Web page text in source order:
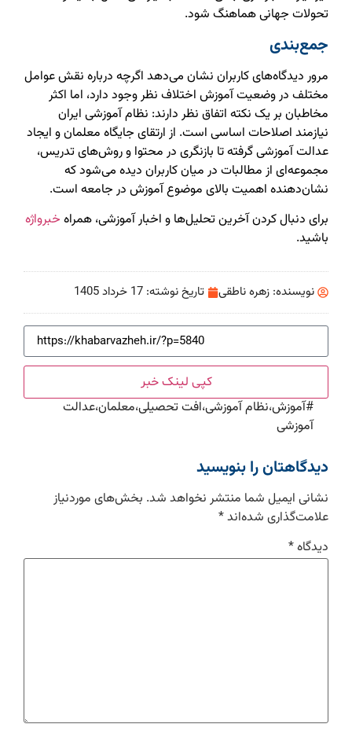
تحولات جهانی هماهنگ شود.
جمع‌بندی
مرور دیدگاه‌های کاربران نشان می‌دهد اگرچه درباره نقش عوامل
مختلف در وضعیت آموزش اختلاف نظر وجود دارد، اما اکثر
مخاطبان بر یک نکته اتفاق نظر دارند: نظام آموزشی ایران
نیازمند اصلاحات اساسی است. از ارتقای جایگاه معلمان و ایجاد
عدالت آموزشی گرفته تا بازنگری در محتوا و روش‌های تدریس،
مجموعه‌ای از مطالبات در میان کاربران دیده می‌شود که
نشان‌دهنده اهمیت بالای موضوع آموزش در جامعه است.
برای دنبال کردن آخرین تحلیل‌ها و اخبار آموزشی، همراه خبرواژه
باشید.
نویسنده: زهره ناطقی تاریخ نوشته: 17 خرداد 1405
کپی لینک خبر
#آموزش،نظام آموزشی،افت تحصیلی،معلمان،عدالت
آموزشی
دیدگاهتان را بنویسید
نشانی ایمیل شما منتشر نخواهد شد. بخش‌های موردنیاز
علامت‌گذاری شده‌اند*
دیدگاه*